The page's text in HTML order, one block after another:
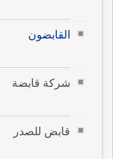
القابضون
شركة قابضة
قابض للصدر